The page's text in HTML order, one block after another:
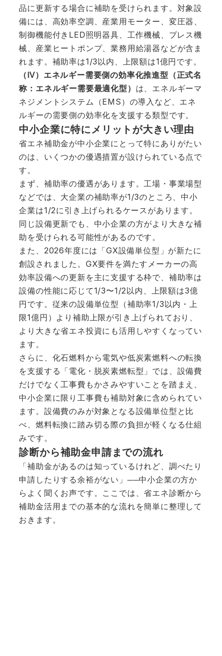
品に更新する場合に補助を受けられます。対象設
備には、高効率空調、産業用モーター、変圧器、
制御機能付きLED照明器具、工作機械、プレス機
械、産業ヒートポンプ、業務用給湯器などが含ま
れます。補助率は1/3以内、上限額は1億円です。
（Ⅳ）エネルギー需要側の効率化推進型（正式名
称：エネルギー需要最適化型） は、エネルギーマ
ネジメントシステム（EMS）の導入など、エネ
ルギーの需要側の効率化を支援する類型です。
中小企業に特にメリットが大きい理由
省エネ補助金が中小企業にとって特にありがたい
のは、いくつかの優遇措置が設けられている点で
す。
まず、補助率の優遇があります。工場・事業場型
などでは、大企業の補助率が1/3のところ、中小
企業は1/2に引き上げられるケースがあります。
同じ設備更新でも、中小企業の方がより大きな補
助を受けられる可能性があるのです。
また、2026年度には「GX設備単位型」が新たに
創設されました。GX要件を満たすメーカーの高
効率設備への更新を主に支援する枠で、補助率は
設備の性能に応じて1/3〜1/2以内、上限額は3億
円です。従来の設備単位型（補助率1/3以内・上
限1億円）より補助上限が引き上げられており、
より大きな省エネ投資にも活用しやすくなってい
ます。
さらに、化石燃料から電気や低炭素燃料への転換
を支援する「電化・脱炭素燃転型」では、設備費
だけでなく工事費もかさみやすいことを踏まえ、
中小企業に限り工事費も補助対象に含められてい
ます。設備費のみが対象となる設備単位型と比
べ、燃料転換に踏み切る際の負担が軽くなる仕組
みです。
診断から補助金申請までの流れ
「補助金があるのは知っているけれど、調べたり
申請したりする余裕がない」──中小企業の方か
らよく聞くお声です。ここでは、省エネ診断から
補助金活用までの基本的な流れを簡単に整理して
おきます。